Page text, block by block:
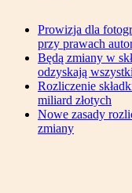
Prowizja dla
przy prawach
Będą zmiany w
odzyskają
Rozliczenie
miliard złotych
Nowe zasady
zmiany